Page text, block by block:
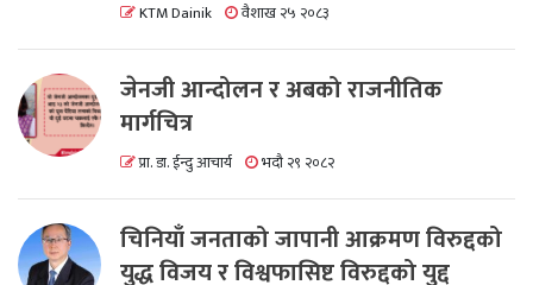
KTM Dainik वैशाख २५ २०८३
जेनजी आन्दोलन र अबको राजनीतिक
मार्गचित्र
प्रा. डा. ईन्दु आचार्य भदौ २९ २०८२
चिनियाँ जनताको जापानी आक्रमण विरुद्दको
युद्ध विजय र विश्वफासिष्ट विरुद्दको युद्द